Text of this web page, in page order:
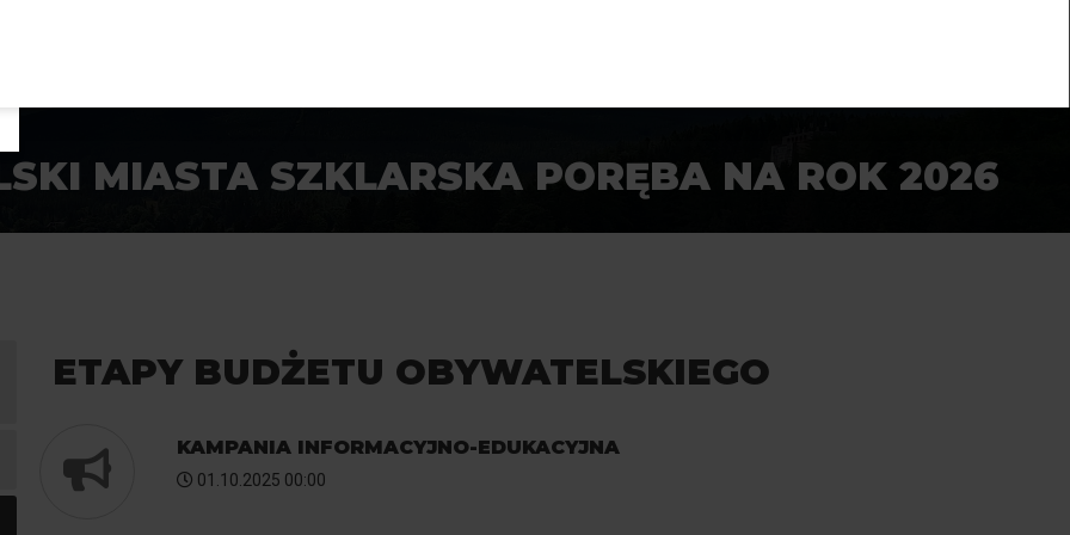
MIASTA SZKLARSKA PORĘBA NA ROK 2026
ETAPY BUDŻETU OBYWATELSKIEGO
megafonu
KAMPANIA INFORMACYJNO-EDUKACYJNA
01.10.2025 00:00